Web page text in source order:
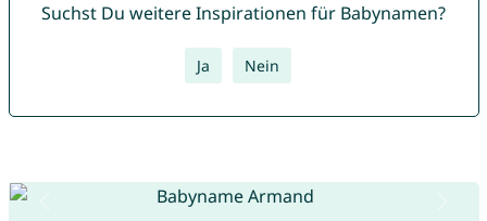
Suchst Du weitere Inspirationen für Babynamen?
Ja Nein